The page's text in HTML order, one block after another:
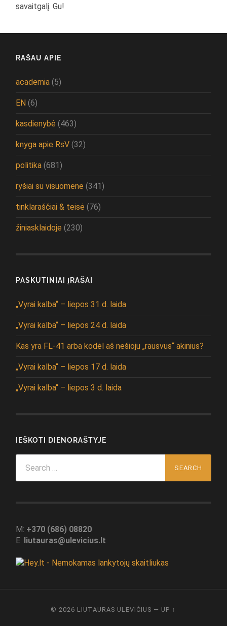
savaitgalį. Gu!
RAŠAU APIE
academia (5)
EN (6)
kasdienybė (463)
knyga apie RsV (32)
politika (681)
ryšiai su visuomene (341)
tinklaraščiai & teisė (76)
žiniasklaidoje (230)
PASKUTINIAI ĮRAŠAI
„Vyrai kalba“ – liepos 31 d. laida
„Vyrai kalba“ – liepos 24 d. laida
Kas yra FL-41 arba kodėl aš nešioju „rausvus“ akinius?
„Vyrai kalba“ – liepos 17 d. laida
„Vyrai kalba“ – liepos 3 d. laida
IEŠKOTI DIENORAŠTYJE
for:
M: +370 (686) 08820
E: liutauras@ulevicius.lt
© 2026 LIUTAURAS ULEVIČIUS — UP ↑